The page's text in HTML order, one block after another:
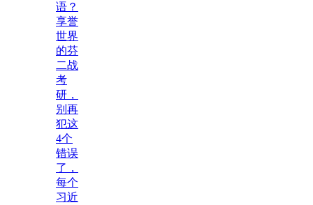
语？
享誉
世界
的芬
二战
考
研，
别再
犯这
4个
错误
了，
每个
习近